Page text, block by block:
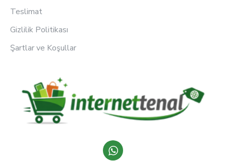
Teslimat
Gizlilik Politikası
Şartlar ve Koşullar